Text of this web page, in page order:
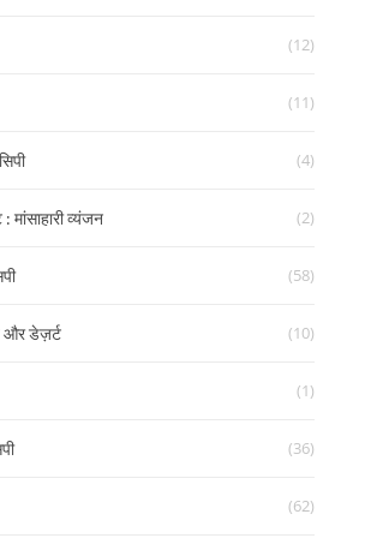
(12)
(11)
(4)
मांसाहारी व्यंजन (2)
(58)
और डेज़र्ट (10)
(1)
(36)
(62)